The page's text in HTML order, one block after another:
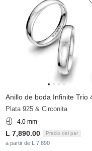
Plata 925 & Circonita
4.0 mm
L 7,890.00 Precio del par
a partir de L 7,890